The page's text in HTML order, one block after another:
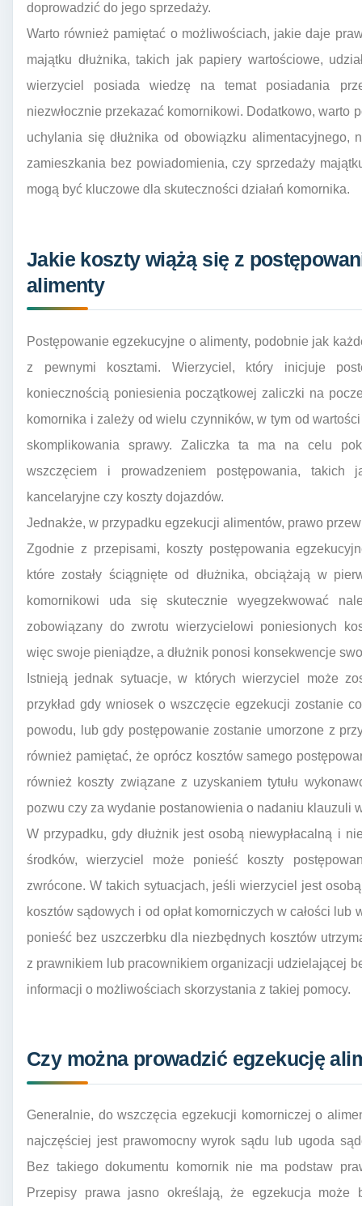
doprowadzić do jego sprzedaży.
Warto również pamiętać o możliwościach, jakie daje
majątku dłużnika, takich jak papiery wartościowe,
wierzyciel posiada wiedzę na temat posiadania
niezwłocznie przekazać komornikowi. Dodatkowo, warto
uchylania się dłużnika od obowiązku alimentacyjnego,
zamieszkania bez powiadomienia, czy sprzedaży
mogą być kluczowe dla skuteczności działań komornika.
Jakie koszty wiążą się z
alimenty
Postępowanie egzekucyjne o alimenty, podobnie jak
z pewnymi kosztami. Wierzyciel, który inicjuje
koniecznością poniesienia początkowej zaliczki na
komornika i zależy od wielu czynników, w tym od
skomplikowania sprawy. Zaliczka ta ma na celu
wszczęciem i prowadzeniem postępowania, takich
kancelaryjne czy koszty dojazdów.
Jednakże, w przypadku egzekucji alimentów, prawo
Zgodnie z przepisami, koszty postępowania
które zostały ściągnięte od dłużnika, obciążają w
komornikowi uda się skutecznie wyegzekwować
zobowiązany do zwrotu wierzycielowi poniesionych
więc swoje pieniądze, a dłużnik ponosi konsekwencje
Istnieją jednak sytuacje, w których wierzyciel może
przykład gdy wniosek o wszczęcie egzekucji zostanie
powodu, lub gdy postępowanie zostanie umorzone z
również pamiętać, że oprócz kosztów samego
również koszty związane z uzyskaniem tytułu
pozwu czy za wydanie postanowienia o nadaniu klauzuli
W przypadku, gdy dłużnik jest osobą niewypłacalną i
środków, wierzyciel może ponieść koszty
zwrócone. W takich sytuacjach, jeśli wierzyciel jest
kosztów sądowych i od opłat komorniczych w całości
ponieść bez uszczerbku dla niezbędnych kosztów
z prawnikiem lub pracownikiem organizacji udzielającej
informacji o możliwościach skorzystania z takiej pomocy.
Czy można prowadzić egzekucję
Generalnie, do wszczęcia egzekucji komorniczej o
najczęściej jest prawomocny wyrok sądu lub ugoda
Bez takiego dokumentu komornik nie ma podstaw
Przepisy prawa jasno określają, że egzekucja może